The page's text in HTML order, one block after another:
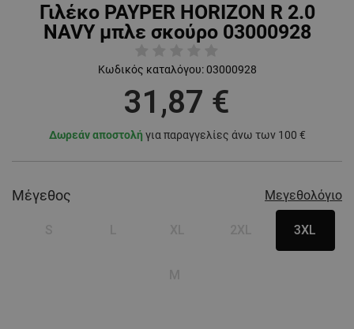
Γιλέκο PAYPER HORIZON R 2.0
NAVY μπλε σκούρο 03000928
Κωδικός καταλόγου: 03000928
31,87 €
Δωρεάν αποστολή για παραγγελίες άνω των 100 €
Μέγεθος Μεγεθολόγιο
3XL